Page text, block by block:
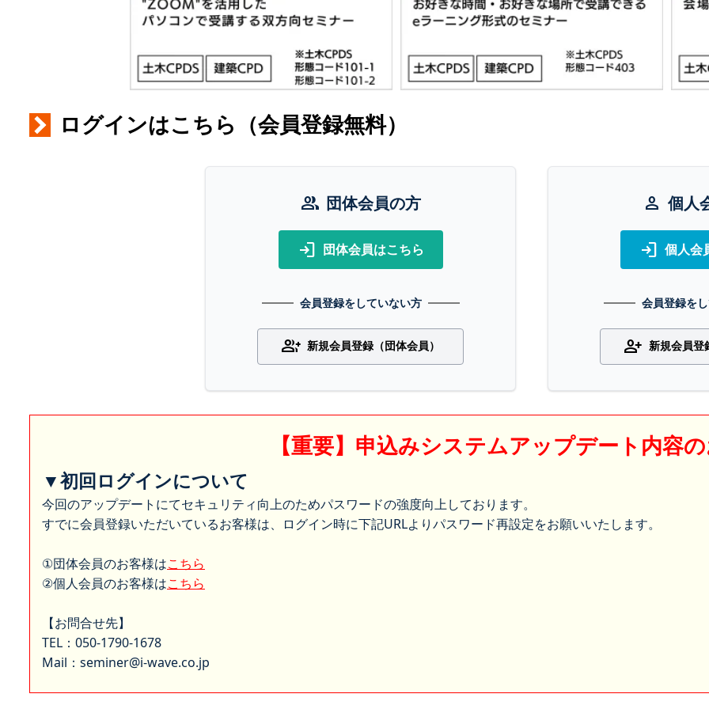
ログインはこちら（会員登録無料）
group 団体会員の方
login 団体会員はこちら
会員登録をしていない方
group_add 新規会員登録（団体会員）
person 個人
login 個人会
会員登録を
person_add 新規会員登
【重要】申込みシステムアップデート内容
▼初回ログインについて
今回のアップデートにてセキュリティ向上のためパスワードの強度向上しております。
すでに会員登録いただいているお客様は、ログイン時に下記URLよりパスワード再設定をお願いいたします。
①団体会員のお客様はこちら
②個人会員のお客様はこちら
【お問合せ先】
TEL：050-1790-1678
Mail：seminer@i-wave.co.jp